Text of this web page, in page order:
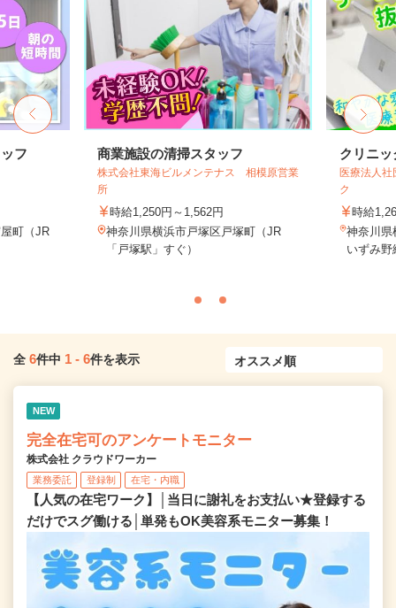
フ
町（JR
商業施設の清掃スタッフ
株式会社東海ビルメンテナス 相模原営業
所
時給1,250円～1,562円
神奈川県横浜市戸塚区戸塚町（JR
「戸塚駅」すぐ）
クリニ
医療法人
ク
時給
神奈川県
いずみ
全 6件中 1 - 6件を表示
NEW
完全在宅可のアンケートモニター
株式会社 クラウドワーカー
業務委託 登録制 在宅・内職
【人気の在宅ワーク】│当日に謝礼をお支払い★登録する
だけでスグ働ける│単発もOK美容系モニター募集！